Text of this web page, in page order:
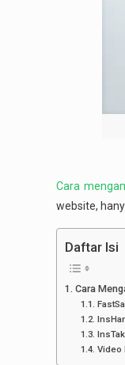
Cara
website,
Daftar Isi
Cara
Video